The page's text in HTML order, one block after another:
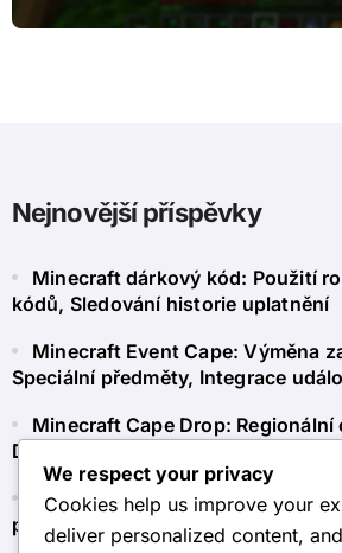
Nejnovější příspěvky
Minecraft dárkový kód: Použití
kódů, Sledování historie uplatnění
Minecraft Event Cape: Výměna
Speciální předměty, Integrace
Minecraft Cape Drop: Regionální
Dostupnost, Kritéria způsobilosti
Minecraft Token Claim:
předplatné, členství, další obsah
We respect your privacy
Cookies help us improve your
deliver personalized content,